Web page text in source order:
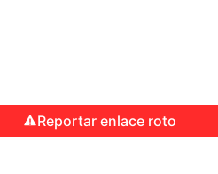
Reportar enlace roto